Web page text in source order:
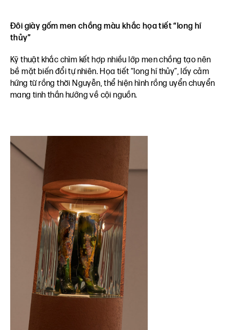
Đôi giày gốm men chồng màu khắc họa tiết “long hí
thủy”
Kỹ thuật khắc chìm kết hợp nhiều lớp men chồng tạo nên
bề mặt biến đổi tự nhiên. Họa tiết “long hí thủy”, lấy cảm
hứng từ rồng thời Nguyễn, thể hiện hình rồng uyển chuyển
mang tinh thần hướng về cội nguồn.